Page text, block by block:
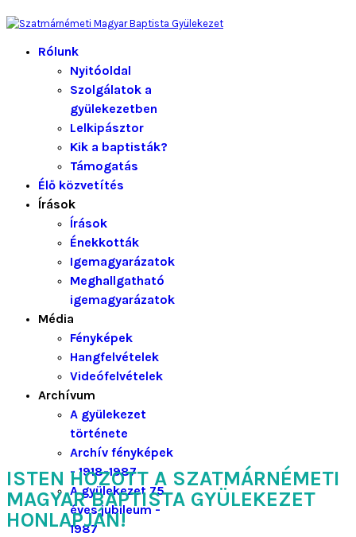
Rólunk
Nyitóoldal
Szolgálatok a
gyülekezetben
Lelkipásztor
Kik a baptisták?
Támogatás
Élő közvetítés
Írások
Írások
Énekkották
Igemagyarázatok
Meghallgatható
igemagyarázatok
Média
Fényképek
Hangfelvételek
Videófelvételek
Archívum
A gyülekezet
története
Archív fényképek
- 1918-1987
A gyülekezet 75
éves jubileum -
1987
ISTEN HOZOTT A SZATMÁRNÉMETI
MAGYAR BAPTISTA GYÜLEKEZET
HONLAPJÁN!